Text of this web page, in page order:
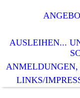
AUSLEIHEN...
LINKS/